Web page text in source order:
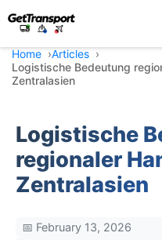
Home
Articles
Logistische Bedeutung
Zentralasien
Logistische
regionaler
Zentralasien
📅 February 13, 2026